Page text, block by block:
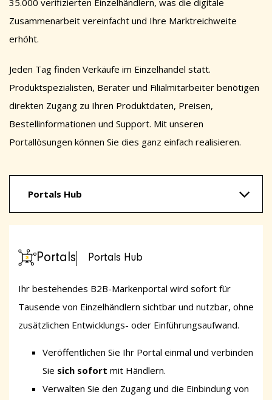
35.000 verifizierten Einzelhändlern, was die digitale
Zusammenarbeit vereinfacht und Ihre Marktreichweite
erhöht.
Jeden Tag finden Verkäufe im Einzelhandel statt.
Produktspezialisten, Berater und Filialmitarbeiter benötigen
direkten Zugang zu Ihren Produktdaten, Preisen,
Bestellinformationen und Support. Mit unseren
Portallösungen können Sie dies ganz einfach realisieren.
Portals Hub
Portals Portals Hub
Ihr bestehendes B2B-Markenportal wird sofort für
Tausende von Einzelhändlern sichtbar und nutzbar, ohne
zusätzlichen Entwicklungs- oder Einführungsaufwand.
Veröffentlichen Sie Ihr Portal einmal und verbinden
Sie sich sofort mit Händlern.
Verwalten Sie den Zugang und die Einbindung von